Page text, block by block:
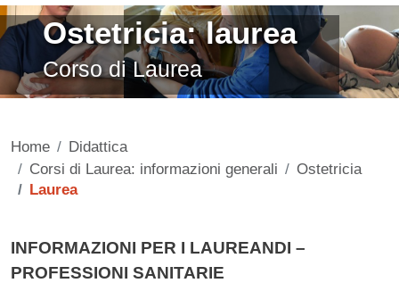
ImmagineOstetricia: laurea
Corso di Laurea
Home
Didattica
Corsi di Laurea: informazioni generali
Ostetricia
Laurea
Contenuto
INFORMAZIONI PER I LAUREANDI –
PROFESSIONI SANITARIE